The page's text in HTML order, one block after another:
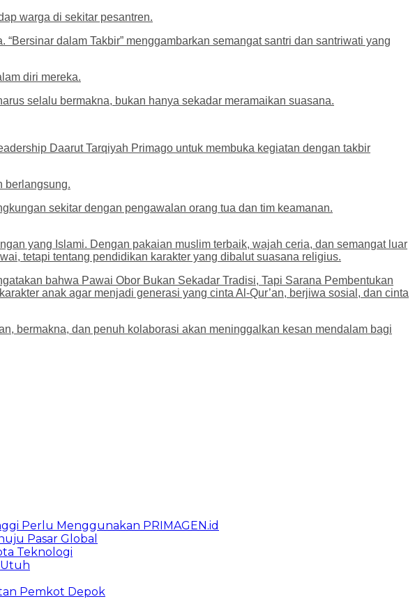
warga di sekitar pesantren.
dalam Takbir” menggambarkan semangat santri dan santriwati yang
diri mereka.
selalu bermakna, bukan hanya sekadar meramaikan suasana.
Daarut Tarqiyah Primago untuk membuka kegiatan dengan takbir
berlangsung.
sekitar dengan pengawalan orang tua dan tim keamanan.
yang Islami. Dengan pakaian muslim terbaik, wajah ceria, dan semangat luar
tetapi tentang pendidikan karakter yang dibalut suasana religius.
bahwa Pawai Obor Bukan Sekadar Tradisi, Tapi Sarana Pembentukan
anak agar menjadi generasi yang cinta Al-Qur’an, berjiwa sosial, dan cinta
bermakna, dan penuh kolaborasi akan meninggalkan kesan mendalam bagi
Perlu Menggunakan PRIMAGEN.id
Pasar Global
Teknologi
Utuh
Pemkot Depok